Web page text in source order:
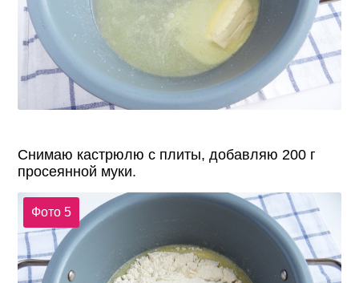
Снимаю кастрюлю с плиты, добавляю 200 г
просеянной муки.
Фото 5